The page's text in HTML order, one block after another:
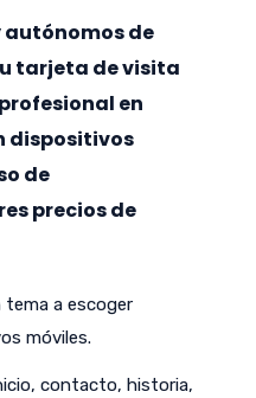
autónomos de
tarjeta de visita
en
dispositivos
de
precios de
tema a escoger
móviles.
contacto, historia,